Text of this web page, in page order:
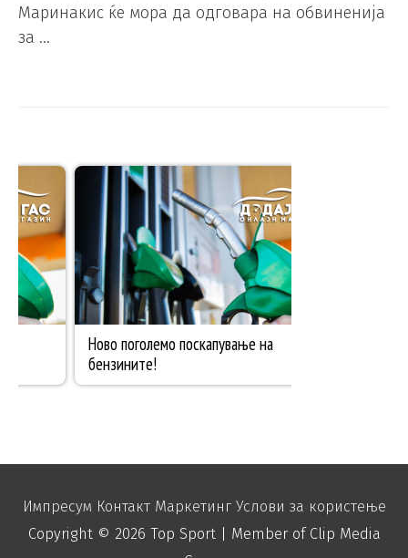
Маринакис ќе мора да одговара на обвиненија
за …
Импресум Контакт Маркетинг Услови за користење
Copyright © 2026 Top Sport| Member of Clip Media